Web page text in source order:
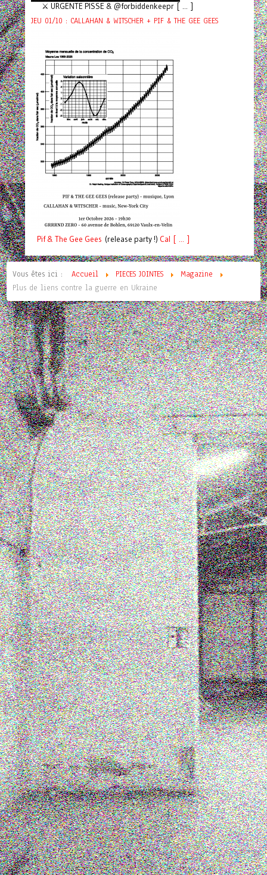
⚔️ URGENTE PISSE & @forbiddenkeepr [ ... ]
JEU 01/10 : CALLAHAN & WITSCHER + PIF & THE GEE GEES
Pif& The Gee Gees (release party !) Cal [ ... ]
Vous êtes ici : Accueil PIECES JOINTES
Magazine
Plus de liens contre la guerre en Ukraine